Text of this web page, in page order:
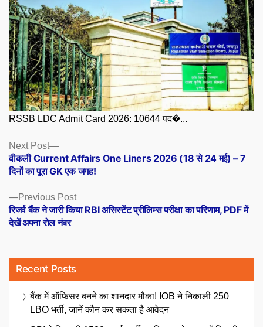
RSSB LDC Admit Card 2026: 10644 पद�...
Posts
navigation
Previous PostPrevious
post:
रिजर्व बैंक ने जारी किया RBI असिस्टेंट प्रीलिम्स परीक्षा का परिणाम, PDF में
देखें अपना रोल नंबर
Next Post
Next
post:
वीकली Current Affairs One Liners 2026 (18 से 24 मई) – 7
दिनों का पूरा GK एक जगह!
Recent Posts
बैंक में ऑफिसर बनने का शानदार मौका! IOB ने निकाली 250
LBO भर्ती, जानें कौन कर सकता है आवेदन